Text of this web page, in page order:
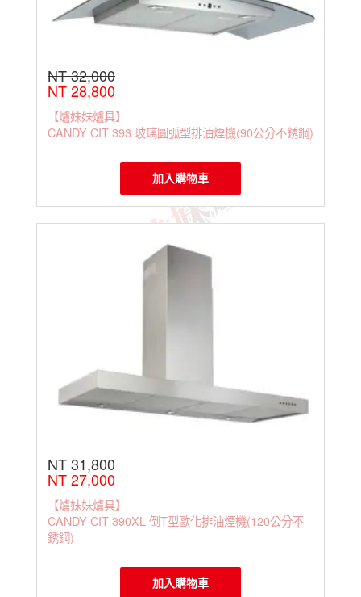
NT 32,000
NT 28,800
【爐妹妹爐具】
CANDY CIT 393 玻璃圓弧型排油煙機(90公分不銹鋼)
加入購物車
NT 31,800
NT 27,000
【爐妹妹爐具】
CANDY CIT 390XL 倒T型歐化排油煙機(120公分不
銹鋼)
加入購物車